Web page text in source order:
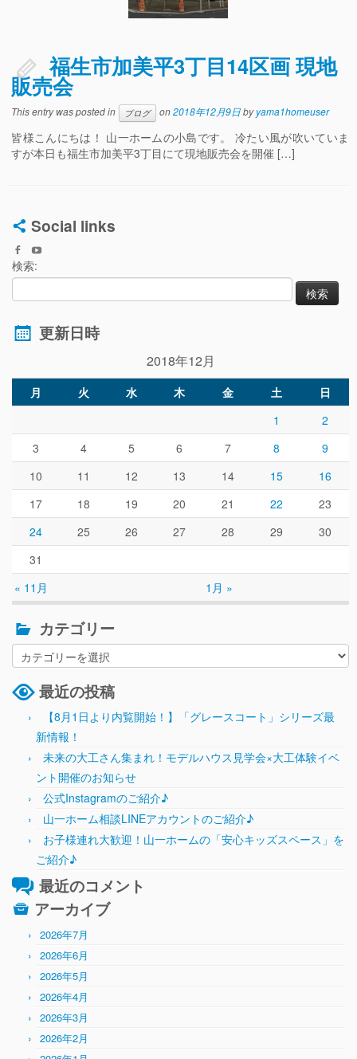
福生市加美平3丁目14区画 現地
販売会
This entry was posted in ブログ on2018年12月9日byyama1homeuser
皆様こんにちは！ 山一ホームの小島です。 冷たい風が吹いていま
すが本日も福生市加美平3丁目にて現地販売会を開催 […]
Social links
検索:
更新日時
2018年12月
月 火 水 木 金 土 日
« 11月 1月 »
1
2
3
4 5 6 7 8
9
10
11 12 13 14 15
16
17
18 19 20 21 22
23
24
25 26 27 28 29
30
31
カテゴリー
最近の投稿
【8月1日より内覧開始！】「グレースコート」シリーズ最
新情報！
未来の大工さん集まれ！モデルハウス見学会×大工体験イベ
ント開催のお知らせ
公式Instagramのご紹介♪
山一ホーム相談LINEアカウントのご紹介♪
お子様連れ大歓迎！山一ホームの「安心キッズスペース」を
ご紹介♪
最近のコメント
アーカイブ
2026年7月
2026年6月
2026年5月
2026年4月
2026年3月
2026年2月